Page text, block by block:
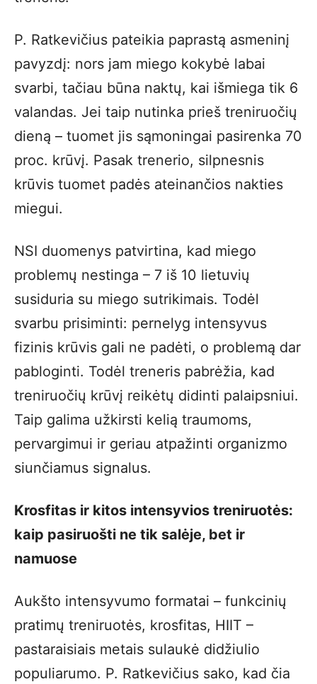
P. Ratkevičius pateikia paprastą asmeninį
pavyzdį: nors jam miego kokybė labai
svarbi, tačiau būna naktų, kai išmiega tik 6
valandas. Jei taip nutinka prieš treniruočių
dieną – tuomet jis sąmoningai pasirenka 70
proc. krūvį. Pasak trenerio, silpnesnis
krūvis tuomet padės ateinančios nakties
miegui.
NSI duomenys patvirtina, kad miego
problemų nestinga – 7 iš 10 lietuvių
susiduria su miego sutrikimais. Todėl
svarbu prisiminti: pernelyg intensyvus
fizinis krūvis gali ne padėti, o problemą dar
pabloginti. Todėl treneris pabrėžia, kad
treniruočių krūvį reikėtų didinti palaipsniui.
Taip galima užkirsti kelią traumoms,
pervargimui ir geriau atpažinti organizmo
siunčiamus signalus.
Krosfitas ir kitos intensyvios treniruotės:
kaip pasiruošti ne tik salėje, bet ir
namuose
Aukšto intensyvumo formatai – funkcinių
pratimų treniruotės, krosfitas, HIIT –
pastaraisiais metais sulaukė didžiulio
populiarumo. P. Ratkevičius sako, kad čia